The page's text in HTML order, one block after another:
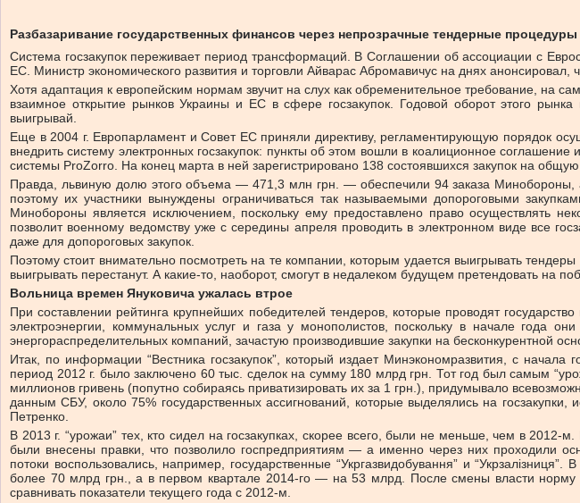
Разбазаривание государственных финансов через непрозрачные тендерные
Система госзакупок переживает период трансформаций. В Соглашении об ассоциации с
ЕС. Министр экономического развития и торговли Айварас Абромавичус на днях
Хотя адаптация к европейским нормам звучит на слух как обременительное требование, на
взаимное открытие рынков Украины и ЕС в сфере госзакупок. Годовой оборот этого
выигрывай.
Еще в 2004 г. Европарламент и Совет ЕС приняли директиву, регламентирующую порядок
внедрить систему электронных госзакупок: пункты об этом вошли в коалиционное
системы ProZorro. На конец марта в ней зарегистрировано 138 состоявшихся закупок на
Правда, львиную долю этого объема — 471,3 млн грн. — обеспечили 94 заказа Минобороны,
поэтому их участники вынуждены ограничиваться так называемыми допороговыми
Минобороны является исключением, поскольку ему предоставлено право осуществлять
позволит военному ведомству уже с середины апреля проводить в электронном виде все
даже для допороговых закупок.
Поэтому стоит внимательно посмотреть на те компании, которым удается выигрывать
выигрывать перестанут. А какие-то, наоборот, смогут в недалеком будущем претендовать на
Вольница времен Януковича ужалась втрое
При составлении рейтинга крупнейших победителей тендеров, которые проводят
электроэнергии, коммунальных услуг и газа у монополистов, поскольку в начале года
энергораспределительных компаний, зачастую производившие закупки на бесконкурентной
Итак, по информации “Вестника госзакупок”, который издает Минэкономразвития, c
период 2012 г. было заключено 60 тыс. сделок на сумму 180 млрд грн. Тот год был самым
миллионов гривень (попутно собираясь приватизировать их за 1 грн.), придумывало
данным СБУ, около 75% государственных ассигнований, которые выделялись на
Петренко.
В 2013 г. “урожаи” тех, кто сидел на госзакупках, скорее всего, были не меньше, чем в
были внесены правки, что позволило госпредприятиям — а именно через них
потоки воспользовались, например, государственные “Укргазвидобування” и
более 70 млрд грн., а в первом квартале 2014-го — на 53 млрд. После смены власти норму
сравнивать показатели текущего года с 2012-м.